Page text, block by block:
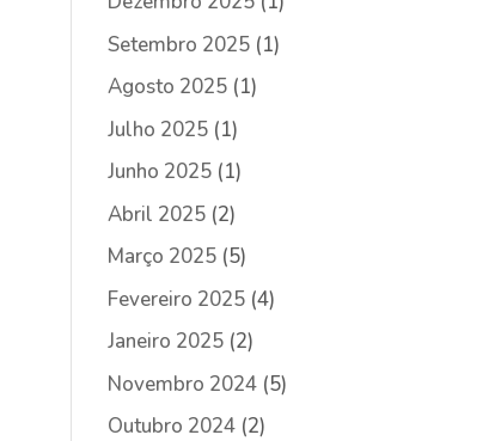
Setembro 2025 (1)
Agosto 2025 (1)
Julho 2025 (1)
Junho 2025 (1)
Abril 2025 (2)
Março 2025 (5)
Fevereiro 2025 (4)
Janeiro 2025 (2)
Novembro 2024 (5)
Outubro 2024 (2)